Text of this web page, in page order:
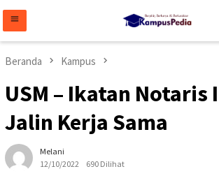
konten
Beranda Kampus
USM – Ikatan Notaris
Jalin Kerja Sama
Melani
12/10/2022
690 Dilihat